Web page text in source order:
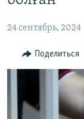
главной
навигации
Вернутся
НАСТОЯЩЕЕ
МИГРАНТ
24 сентябрь, 2024
Поделиться